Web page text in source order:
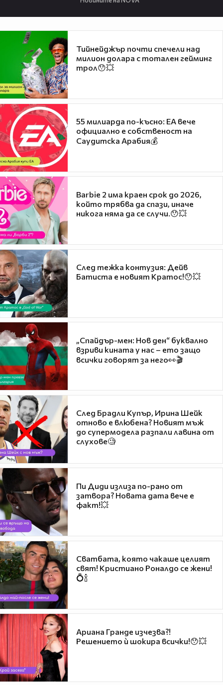
Тийнейджър почти спечели над
милион долара с тотален гейминг
трол😯💥
55 милиарда по-късно: EA вече
официално е собственост на
Саудитска Арабия💰
Barbie 2 има краен срок до 2026,
който трябва да спази, иначе
никога няма да се случи.😯💥
След тежка контузия: Дейв
Батиста е новият Кратос!😯💥
„Спайдър-мен: Нов ден“ буквално
взриви кината у нас – ето защо
всички говорят за него👀🎬
След Брадли Купър, Ирина Шейк
отново е влюбена? Новият мъж
до супермодела разпали лавина от
слухове🧐
Пи Диди излиза по-рано от
затвора? Новата дата вече е
факт!💥
Сватбата, която чакаше целият
свят! Кристиано Роналдо се жени!
💍🍾
Ариана Гранде изчезва?!
Решението ѝ шокира всички!😯💥